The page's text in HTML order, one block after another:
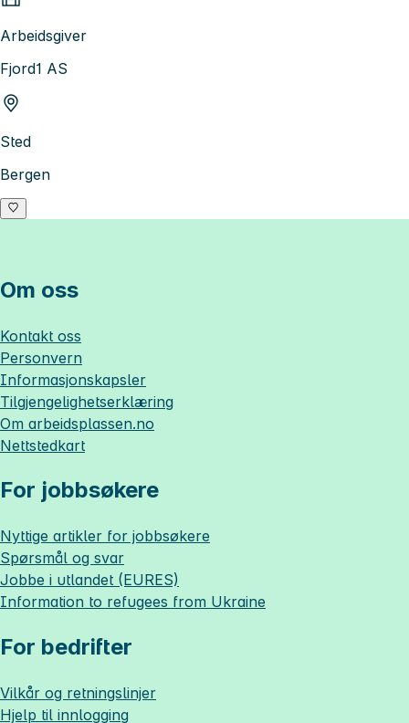
Arbeidsgiver
Fjord1 AS
Sted
Bergen
Om oss
Kontakt oss
Personvern
Informasjonskapsler
Tilgjengelighetserklæring
Om arbeidsplassen.no
Nettstedkart
For jobbsøkere
Nyttige artikler for jobbsøkere
Spørsmål og svar
Jobbe i utlandet (EURES)
Information to refugees from Ukraine
For bedrifter
Vilkår og retningslinjer
Hjelp til innlogging